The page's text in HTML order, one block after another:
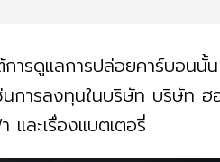
ารดูแลการปล่อยคาร์บอนนั้น
นการลงทุนในบริษัท บริษัท ฮ
ละเรื่องแบตเตอรี่